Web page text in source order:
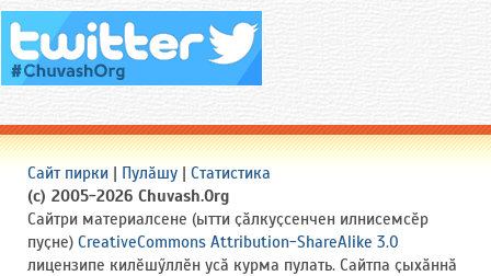
Сайт пирки | Пулӑшу | Статистика
(c) 2005-2026 Chuvash.Org
Сайтри материалсене (ытти ҫӑлкуҫсенчен илнисемсӗр
пуҫне) CreativeCommons Attribution-ShareAlike 3.0
лицензипе килӗшӳллӗн усӑ курма пулать. Сайтпа ҫыхӑннӑ